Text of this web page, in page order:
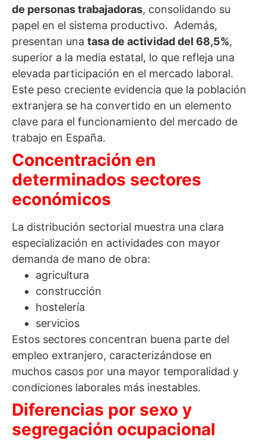
de personas trabajadoras, consolidando su
papel en el sistema productivo. Además,
presentan una tasa de actividad del 68,5%,
superior a la media estatal, lo que refleja una
elevada participación en el mercado laboral.
Este peso creciente evidencia que la población
extranjera se ha convertido en un elemento
clave para el funcionamiento del mercado de
trabajo en España.
Concentración en
determinados sectores
económicos
La distribución sectorial muestra una clara
especialización en actividades con mayor
demanda de mano de obra:
agricultura
construcción
hostelería
servicios
Estos sectores concentran buena parte del
empleo extranjero, caracterizándose en
muchos casos por una mayor temporalidad y
condiciones laborales más inestables.
Diferencias por sexo y
segregación ocupacional